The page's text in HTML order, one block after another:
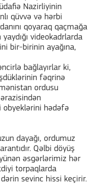
Nazirliyinin
qüvvə və hərbi
qoyaraq qaçmağa
videokadrlarda
bir-birinin ayağına,
bağlayırlar ki,
fəqrinə
ordusu
ərazisindən
obyeklərini hədəfə
dayağı, ordumuz
Qəlbi döyüş
əsgərlərimiz hər
torpaqlarda
sevinc hissi keçirir.